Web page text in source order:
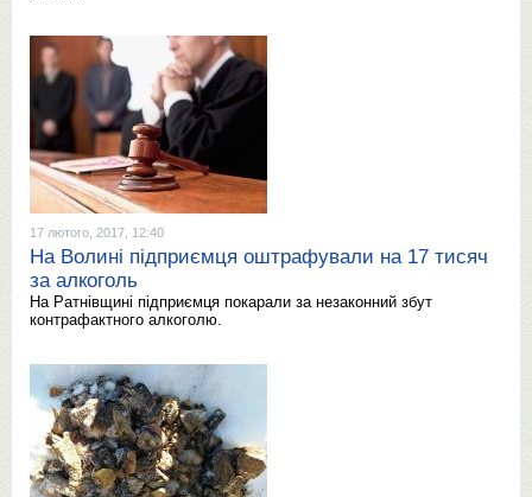
17 лютого, 2017, 12:40
На Волині підприємця оштрафували на 17 тисяч
за алкоголь
На Ратнівщині підприємця покарали за незаконний збут
контрафактного алкоголю.